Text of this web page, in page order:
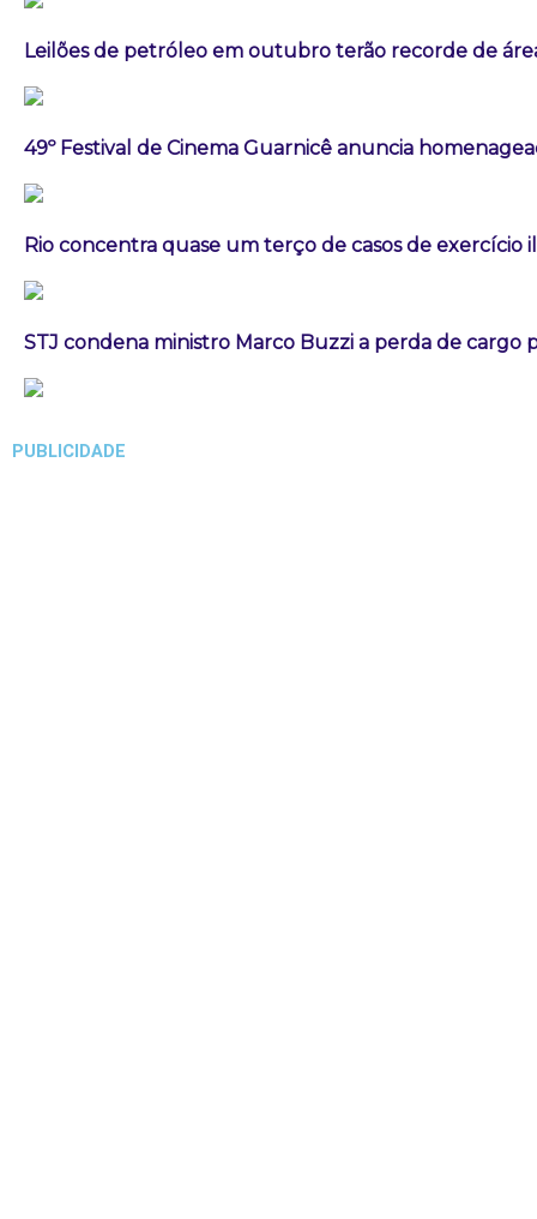
Leilões de petróleo em outubro terão recorde de
49º Festival de Cinema Guarnicê anuncia
Rio concentra quase um terço de casos de exercício
STJ condena ministro Marco Buzzi a perda de cargo
PUBLICIDADE